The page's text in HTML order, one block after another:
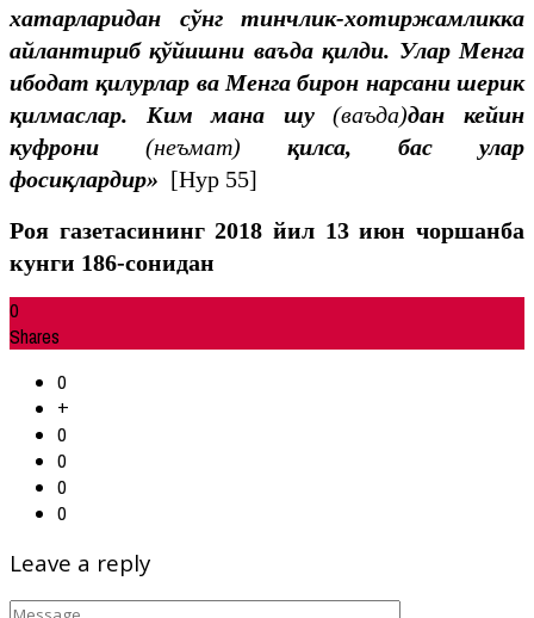
хатарларидан сўнг тинчлик-хотиржамликка
айлантириб қўйишни ваъда қилди. Улар Менга
ибодат қилурлар ва Менга бирон нарсани шерик
қилмаслар. Ким мана шу(ваъда)дан кейин
куфрони (неъмат) қилса, бас улар
фосиқлардир» [Нур 55]
Роя газетасининг 2018 йил 13 июн чоршанба
кунги 186-сонидан
0
Shares
0
+
0
0
0
0
Leave a reply